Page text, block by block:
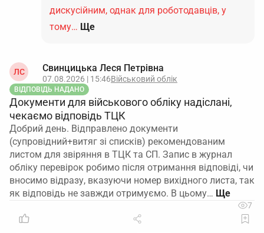
дискусійним, однак для роботодавців, у
тому… Ще
ЛС Свинцицька Леся Петрівна
07.08.2026 | 15:46Військовий облік
ВІДПОВІДЬ НАДАНО
Документи для військового обліку надіслані,
чекаємо відповідь ТЦК
Добрий день. Відправлено документи
(супровідний+витяг зі списків) рекомендованим
листом для звіряння в ТЦК та СП. Запис в журнал
обліку перевірок робимо після отримання відповіді, чи
вносимо відразу, вказуючи номер вихідного листа, так
як відповідь не завжди отримуємо. В цьому…
7